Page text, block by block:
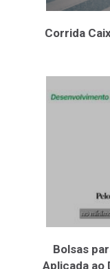
Corrida
Bolsas
Aplicada